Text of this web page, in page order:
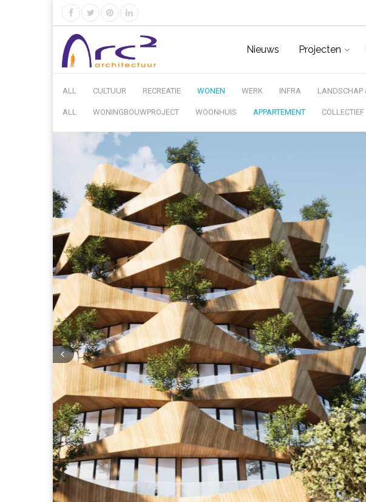
Nieuws Projecten
ALL CULTUUR RECREATIE WONEN WERK INFRA LANDSCHAP
ALL WONINGBOUWPROJECT WOONHUIS APPARTEMENT COLLECTIEF